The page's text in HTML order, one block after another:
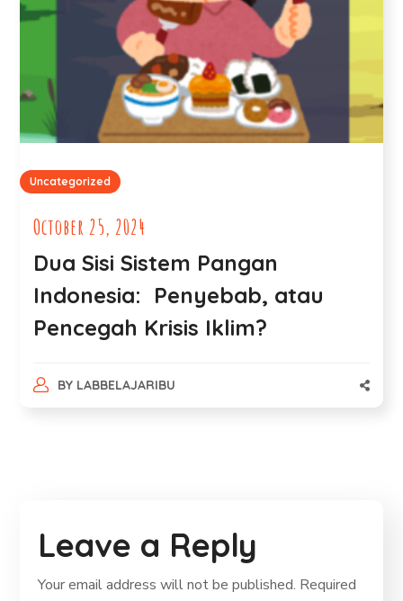
Uncategorized
October 25, 2024
Dua Sisi Sistem Pangan
Indonesia: Penyebab, atau
Pencegah Krisis Iklim?
BY LABBELAJARIBU
Leave a Reply
Your email address will not be published. Required